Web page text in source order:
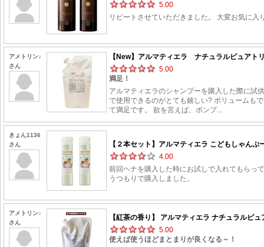
5.00
リピートさせていただきました。 大変お気に入
アメトリン♪
さん
【New】アルマティエラ ナチュラルピュア
5.00
満足！
アルマティエラのシャンプーを購入した際に試
で使用できるのがとても嬉しい? ボリュームも
て満足です。 欲を言えば、ポンプ...
きょん1136
さん
【２本セット】アルマティエラ こどもしゃん
4.00
前回ヘナを購入した時にお試しで入れてもらっ
うつもりで購入しました。
アメトリン♪
さん
【紅茶の香り】 アルマティエラ ナチュラルピ
5.00
使えば使うほどまとまりが良くなる～！